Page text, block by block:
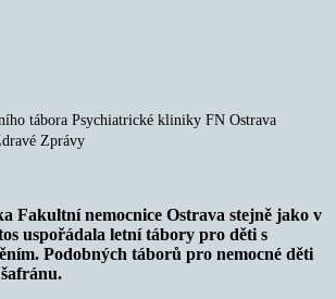
tábora Psychiatrické kliniky FN Ostrava
Zprávy
Fakultní nemocnice Ostrava stejně jako v
uspořádala letní tábory pro děti s
Podobných táborů pro nemocné děti